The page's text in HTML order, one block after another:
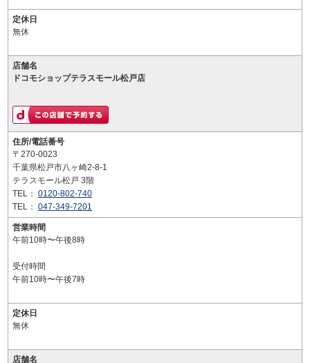
定休日
無休
店舗名
ドコモショップテラスモール松戸店
住所/電話番号
〒270-0023
千葉県松戸市八ヶ崎2-8-1
テラスモール松戸 3階
TEL： 0120-802-740
TEL： 047-349-7201
営業時間
午前10時〜午後8時
受付時間
午前10時〜午後7時
定休日
無休
店舗名